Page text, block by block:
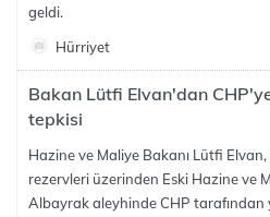
geldi.
Hürriyet
Bakan Lütfi Elvan'dan
tepkisi
Hazine ve Maliye Bakanı Lütfi
rezervleri üzerinden Eski Hazine ve
Albayrak aleyhinde CHP tarafından